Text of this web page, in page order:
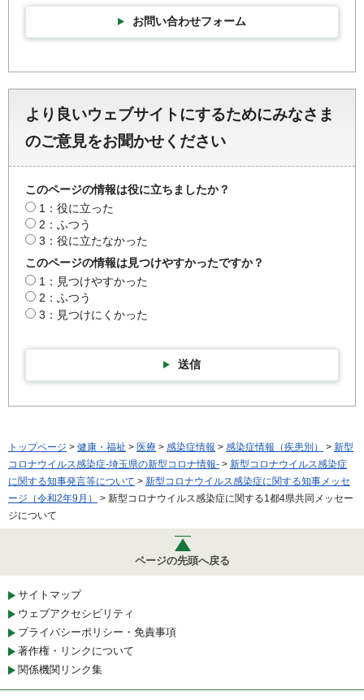
お問い合わせフォーム
より良いウェブサイトにするためにみなさま
のご意見をお聞かせください
このページの情報は役に立ちましたか？
1：役に立った
2：ふつう
3：役に立たなかった
このページの情報は見つけやすかったですか？
1：見つけやすかった
2：ふつう
3：見つけにくかった
送信
トップページ > 健康・福祉 > 医療 > 感染症情報 > 感染症情報（疾患別） > 新型
コロナウイルス感染症-埼玉県の新型コロナ情報- > 新型コロナウイルス感染症
に関する知事発言等について > 新型コロナウイルス感染症に関する知事メッセ
ージ（令和2年9月）
> 新型コロナウイルス感染症に関する1都4県共同メッセー
ジについて
ページの先頭へ戻る
サイトマップ
ウェブアクセシビリティ
プライバシーポリシー・免責事項
著作権・リンクについて
関係機関リンク集